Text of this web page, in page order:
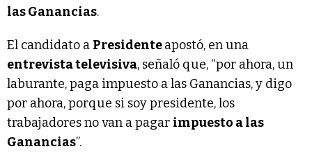
las Ganancias.
El candidato a Presidenteapostó, en una
entrevista televisiva, señaló que, “por ahora, un
laburante, paga impuesto a las Ganancias, y digo
por ahora, porque si soy presidente, los
trabajadores no van a pagar impuesto a las
Ganancias”.